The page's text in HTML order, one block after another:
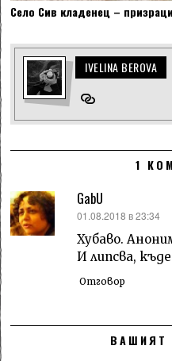
Село Сив кладенец –
IVELINA BEROVA
1
GabU
каза:
01.08.2018 в 23:34
Хубаво.
И липсва,
Отговор
ВАШИЯТ